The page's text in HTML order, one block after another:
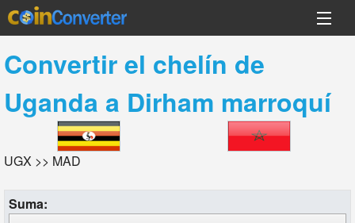
Convertir el chelín de
Uganda a Dirham marroquí
UGX >> MAD
Suma: